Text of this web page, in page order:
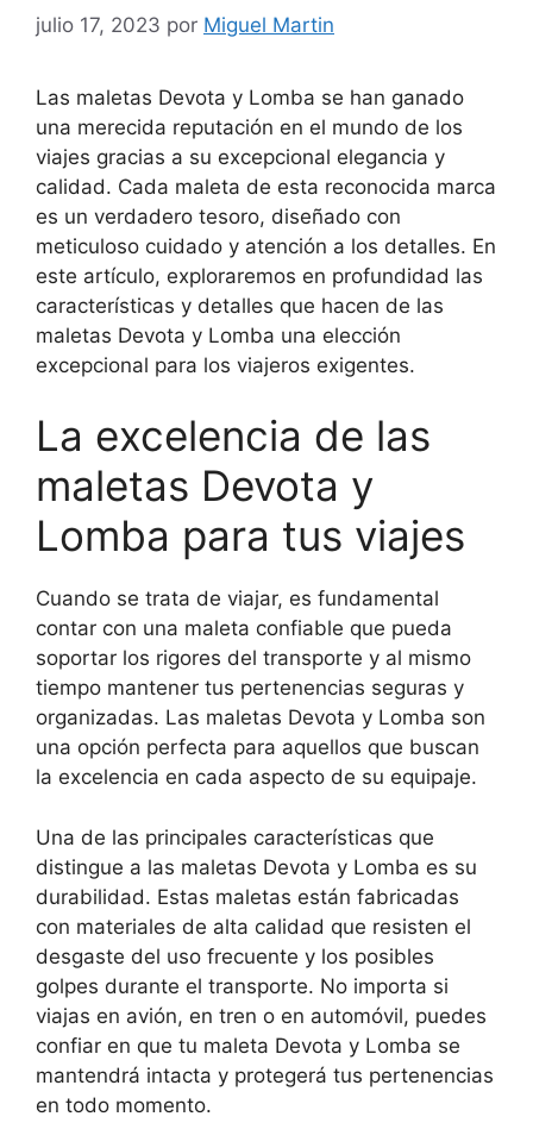
julio 17, 2023 por Miguel Martin
Las maletas Devota y Lomba se han ganado
una merecida reputación en el mundo de los
viajes gracias a su excepcional elegancia y
calidad. Cada maleta de esta reconocida marca
es un verdadero tesoro, diseñado con
meticuloso cuidado y atención a los detalles. En
este artículo, exploraremos en profundidad las
características y detalles que hacen de las
maletas Devota y Lomba una elección
excepcional para los viajeros exigentes.
La excelencia de las
maletas Devota y
Lomba para tus viajes
Cuando se trata de viajar, es fundamental
contar con una maleta confiable que pueda
soportar los rigores del transporte y al mismo
tiempo mantener tus pertenencias seguras y
organizadas. Las maletas Devota y Lomba son
una opción perfecta para aquellos que buscan
la excelencia en cada aspecto de su equipaje.
Una de las principales características que
distingue a las maletas Devota y Lomba es su
durabilidad. Estas maletas están fabricadas
con materiales de alta calidad que resisten el
desgaste del uso frecuente y los posibles
golpes durante el transporte. No importa si
viajas en avión, en tren o en automóvil, puedes
confiar en que tu maleta Devota y Lomba se
mantendrá intacta y protegerá tus pertenencias
en todo momento.